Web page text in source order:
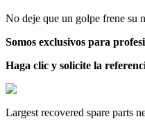
No deje que un golpe frene su
Somos exclusivos para
Haga clic y solicite la
Largest recovered spare parts